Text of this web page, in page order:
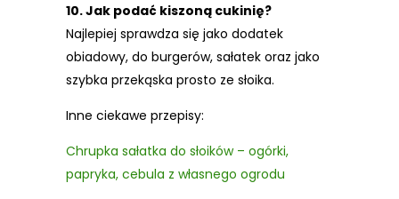
10. Jak podać kiszoną cukinię?
Najlepiej sprawdza się jako dodatek
obiadowy, do burgerów, sałatek oraz jako
szybka przekąska prosto ze słoika.
Inne ciekawe przepisy:
Chrupka sałatka do słoików – ogórki,
papryka, cebula z własnego ogrodu